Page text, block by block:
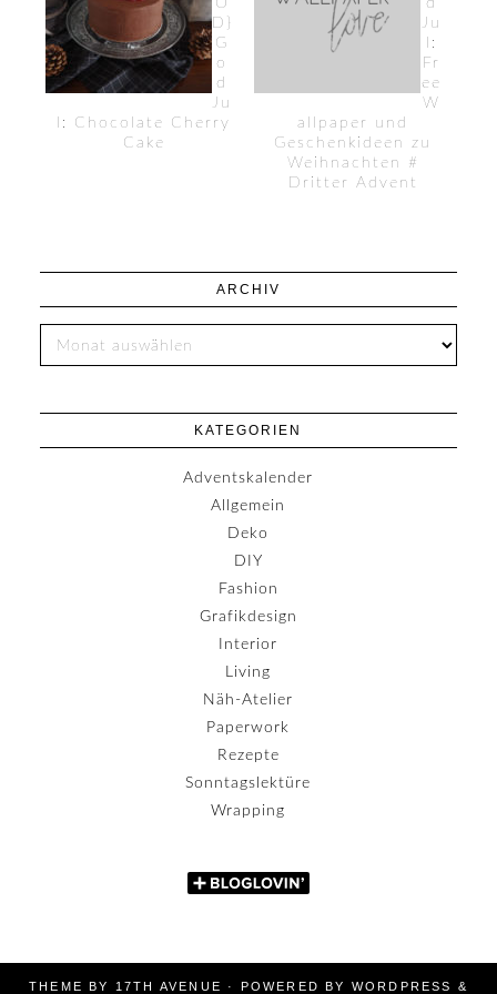
O
D}
G
o
d
Ju
l: Chocolate Cherry
Cake
d
Ju
l:
Fr
ee
W
allpaper und
Geschenkideen zu
Weihnachten #
Dritter Advent
ARCHIV
KATEGORIEN
Adventskalender
Allgemein
Deko
DIY
Fashion
Grafikdesign
Interior
Living
Näh-Atelier
Paperwork
Rezepte
Sonntagslektüre
Wrapping
THEME BY 17TH AVENUE · POWERED BY WORDPRESS
&